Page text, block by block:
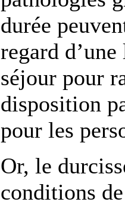
durée
regard
séjour pour
disposition
pour les
Or, le
conditions